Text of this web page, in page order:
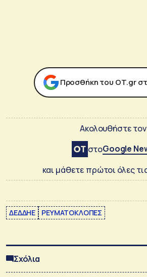
Προσθήκη του ΟΤ.gr
Ακολουθήστε τον
στοGoogle
και μάθετε πρώτοι όλες
ΔΕΔΔΗΕ ΡΕΥΜΑΤΟΚΛΟΠΕΣ
Σχόλια